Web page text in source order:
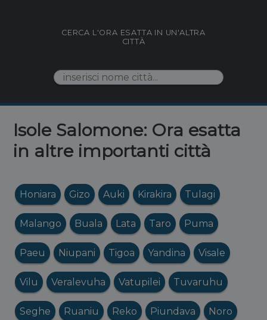
CERCA L'ORA ESATTA IN UN'ALTRA
CITTÀ
Isole Salomone: Ora esatta
in altre importanti città
Honiara Gizo Auki Kirakira Tulagi
Malango Buala Lata Taro Puma
Paeu Niupani Tigoa Yandina Visale
Vilu Veralevuha Vatupilei Tuvaruhu
Seghe Ruaniu Reko Piundava Noro